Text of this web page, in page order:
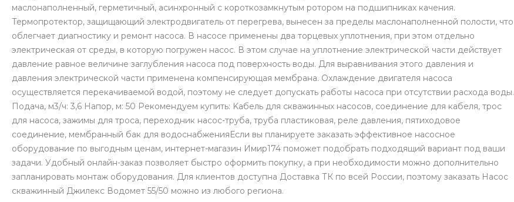
маслонаполненный, герметичный, асинхронный с короткозамкнутым ротором на подшипниках качения.
Термопротектор, защищающий электродвигатель от перегрева, вынесен за пределы маслонаполненной полости, что
облегчает диагностику и ремонт насоса. В насосе применены два торцевых уплотнения, при этом отдельно
электрическая от среды, в которую погружен насос. В этом случае на уплотнение электрической части действует
давление равное величине заглубления насоса под поверхность воды. Для выравнивания этого давления и
давления электрической части применена компенсирующая мембрана. Охлаждение двигателя насоса
осуществляется перекачиваемой водой, поэтому не следует допускать работы насоса при отсутствии расхода воды.
Подача, м3/ч: 3,6 Напор, м: 50 Рекомендуем купить: Kабель для скважинных насосов, соединение для кабеля, трос
для насоса, зажимы для троса, переходник насос-труба, труба пластиковая, реле давления, пятиходовое
соединение, мембранный бак для водоснабженияЕсли вы планируете заказать эффективное насосное
оборудование по выгодным ценам, интернет-магазин Имир174 поможет подобрать подходящий вариант под ваши
задачи. Удобный онлайн-заказ позволяет быстро оформить покупку, а при необходимости можно дополнительно
запланировать монтаж оборудования. Для клиентов доступна Доставка ТК по всей России, поэтому заказать Насос
скважинный Джилекс Водомет 55/50 можно из любого региона.